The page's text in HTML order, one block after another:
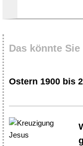
Das könnte
Ostern 1900 bis